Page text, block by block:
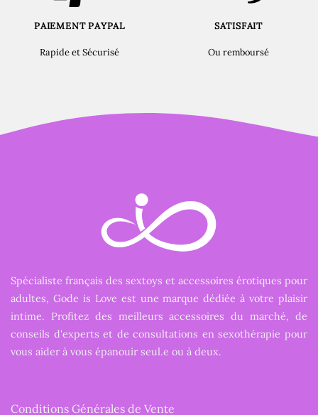
PAIEMENT PAYPAL
Rapide et Sécurisé
SATISFAIT
Ou remboursé
Spécialiste français des sextoys et accessoires érotiques pour
adultes, Gode is Love est une marque dédiée à votre plaisir
intime. Profitez des meilleurs accessoires du marché, de
conseils d'experts et de consultations en sexothérapie pour
vous aider à vous épanouir seul.e ou à deux.
Conditions Générales de Vente